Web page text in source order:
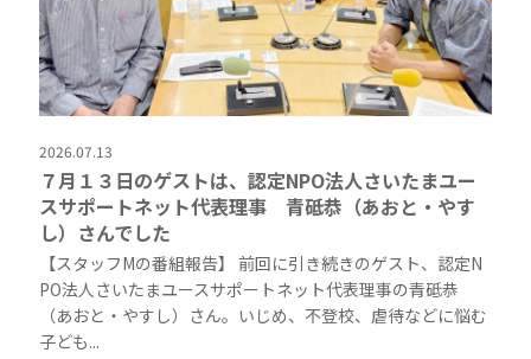
2026.07.13
７月１３日のゲストは、認定NPO法人さいたまユー
スサポートネット代表理事 青砥恭（あおと・やす
し）さんでした
【スタッフMの番組報告】 前回に引き続きのゲスト、認定N
PO法人さいたまユースサポートネット代表理事の青砥恭
（あおと・やすし）さん。いじめ、不登校、虐待などに悩む
子ども...